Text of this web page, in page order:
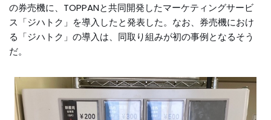
の券売機に、TOPPANと共同開発したマーケティングサービ
ス「ジハトク」を導入したと発表した。なお、券売機におけ
る「ジハトク」の導入は、同取り組みが初の事例となるそう
だ。